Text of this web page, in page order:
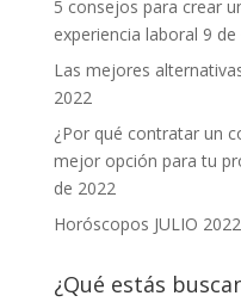
5 consejos para crear
experiencia laboral 9
Las mejores
2022
¿Por qué contratar un
mejor opción para tu
de 2022
Horóscopos JULIO 2022
¿Qué estás